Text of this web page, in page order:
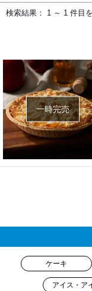
検索結果： 1 ～ 1 件目
一時完売
ケーキ
アイス・ア